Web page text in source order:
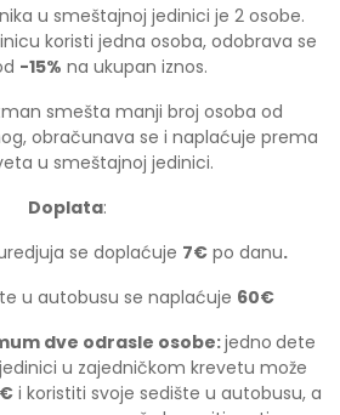
u smeštajnoj jedinici je 2 osobe.
koristi jedna osoba, odobrava se
-15% na ukupan iznos.
smešta manji broj osoba od
obračunava se i naplaćuje prema
u smeštajnoj jedinici.
Doplata:
se doplaćuje 7€ po danu.
u autobusu se naplaćuje 60€
dve odrasle osobe:jedno dete
u zajedničkom krevetu može
i koristiti svoje sedište u autobusu, a